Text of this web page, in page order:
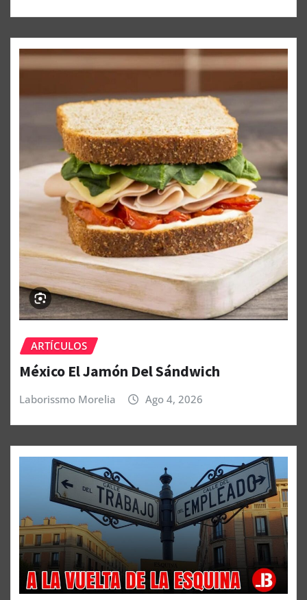
ARTÍCULOS
México El Jamón Del Sándwich
Laborissmo Morelia Ago 4, 2026